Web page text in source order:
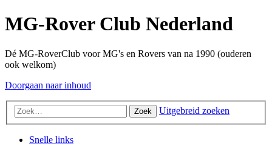
MG-Rover Club Nederland
Dé MG-RoverClub voor MG's en Rovers van na 1990 (ouderen
ook welkom)
Doorgaan naar inhoud
Zoek Uitgebreid zoeken
Snelle links